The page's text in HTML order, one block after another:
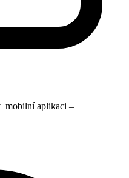
mobilní aplikaci –